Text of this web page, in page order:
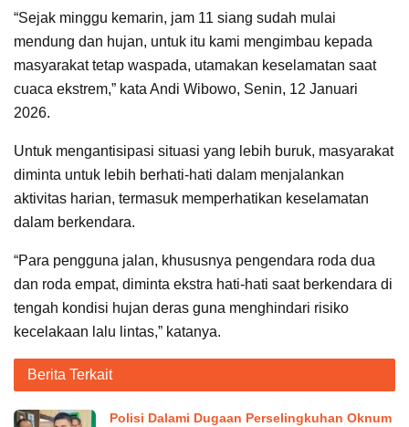
“Sejak minggu kemarin, jam 11 siang sudah mulai
mendung dan hujan, untuk itu kami mengimbau kepada
masyarakat tetap waspada, utamakan keselamatan saat
cuaca ekstrem,” kata Andi Wibowo, Senin, 12 Januari
2026.
Untuk mengantisipasi situasi yang lebih buruk, masyarakat
diminta untuk lebih berhati-hati dalam menjalankan
aktivitas harian, termasuk memperhatikan keselamatan
dalam berkendara.
“Para pengguna jalan, khususnya pengendara roda dua
dan roda empat, diminta ekstra hati-hati saat berkendara di
tengah kondisi hujan deras guna menghindari risiko
kecelakaan lalu lintas,” katanya.
Berita Terkait
Polisi Dalami Dugaan Perselingkuhan Oknum